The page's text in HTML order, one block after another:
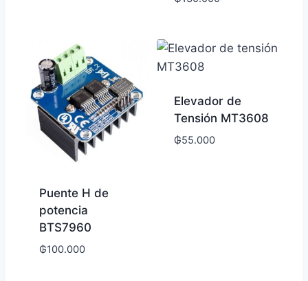
Puente H de
potencia
BTS7960
₲100.000
Elevador de
Tensión MT3608
₲55.000